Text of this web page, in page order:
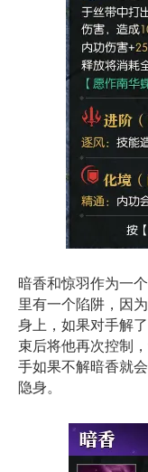
暗香和惊羽作为一
里有一个陷阱，因
身上，如果对手解
束后将他再次控制
手如果不解暗香就
隐身。